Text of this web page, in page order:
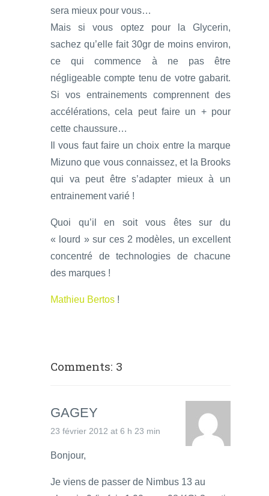
sera mieux pour vous…
Mais si vous optez pour la Glycerin,
sachez qu’elle fait 30gr de moins environ,
ce qui commence à ne pas être
négligeable compte tenu de votre gabarit.
Si vos entrainements comprennent des
accélérations, cela peut faire un + pour
cette chaussure…
Il vous faut faire un choix entre la marque
Mizuno que vous connaissez, et la Brooks
qui va peut être s’adapter mieux à un
entrainement varié !
Quoi qu’il en soit vous êtes sur du
« lourd » sur ces 2 modèles, un excellent
concentré de technologies de chacune
des marques !
Mathieu Bertos !
Comments: 3
GAGEY
23 février 2012 at 6 h 23 min
Bonjour,
Je viens de passer de Nimbus 13 au